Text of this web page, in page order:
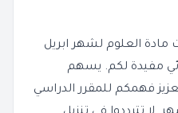
مادة العلوم لشهر ابريل
مفيدة لكم. يسهم
فهمكم للمقرر الدراسي